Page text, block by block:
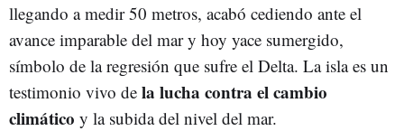
llegando a medir 50 metros, acabó cediendo ante el
avance imparable del mar y hoy yace sumergido,
símbolo de la regresión que sufre el Delta. La isla es un
testimonio vivo de la lucha contra el cambio
climático y la subida del nivel del mar.